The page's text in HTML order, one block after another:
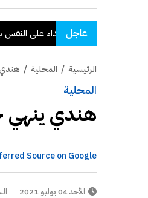
عاجل
قضايا الاعتداء على النفس بنسبة 53.2% خلال النصف الأول من
الرئيسية / المحلية / هندي
المحلية
هندي ينهي
Source on Google
الأحد 04 يوليو 2021